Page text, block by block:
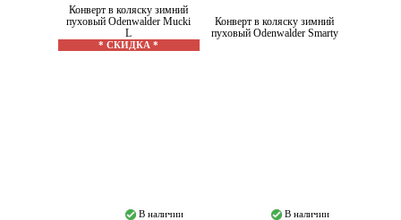
Конверт в коляску зимний
пуховый Odenwalder Mucki
L
* СКИДКА *
В наличии
Конверт в коляску зимний
пуховый Odenwalder Smarty
В наличии